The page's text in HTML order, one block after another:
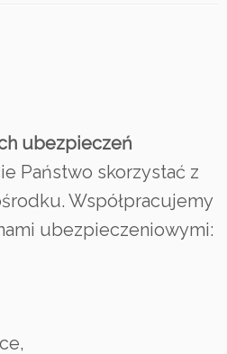
ubezpieczeń
Państwo skorzystać z
Współpracujemy
ubezpieczeniowymi: